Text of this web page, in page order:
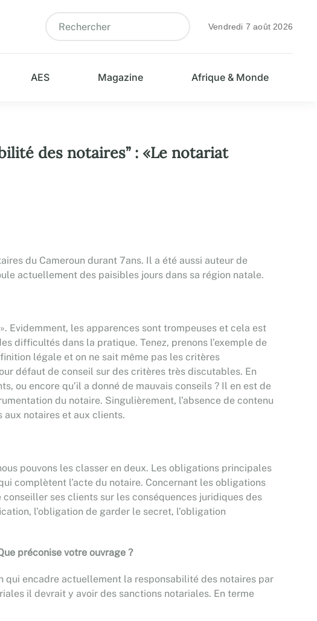
Vendredi 7 août 2026
AES Magazine Afrique & Monde
des notaires’’ : «Le notariat
du Cameroun durant 7ans. Il a été aussi auteur de
actuellement des paisibles jours dans sa région natale.
Evidemment, les apparences sont trompeuses et cela est
difficultés dans la pratique. Tenez, prenons l’exemple de
légale et on ne sait même pas les critères
défaut de conseil sur des critères très discutables. En
ou encore qu’il a donné de mauvais conseils ? Il en est de
du notaire. Singulièrement, l’absence de contenu
aux notaires et aux clients.
pouvons les classer en deux. Les obligations principales
complètent l’acte du notaire. Concernant les obligations
ses clients sur les conséquences juridiques des
l’obligation de garder le secret, l’obligation
préconise votre ouvrage ?
qui encadre actuellement la responsabilité des notaires par
il devrait y avoir des sanctions notariales. En terme